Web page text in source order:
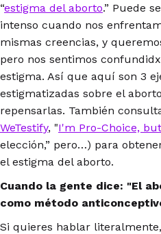
“estigma del aborto.” Puede
intenso cuando nos
mismas creencias, y
pero nos sentimos
estigma. Así que aquí son 3
estigmatizadas sobre el
repensarlas. También
WeTestify, "I'm Pro-Choice, but
elección,” pero…) para
el estigma del aborto.
Cuando la gente dice: "El
como método
Si quieres hablar